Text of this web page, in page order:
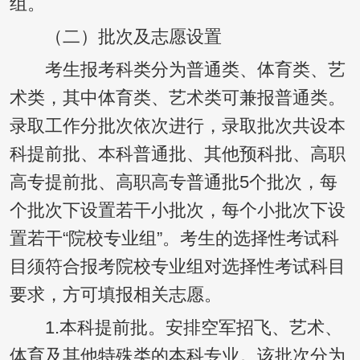
（二）批次及志愿设置
考生报考科类分为普通类、体育类、艺
术类，其中体育类、艺术类可兼报普通类。
录取工作分批次依次进行，录取批次共设本
科提前批、本科普通批、其他预科批、高职
高专提前批、高职高专普通批5个批次，每
个批次下设置若干小批次，每个小批次下设
置若干“院校专业组”。考生的选择性考试科
目须符合报考院校专业组对选择性考试科目
要求，方可填报相关志愿。
1.本科提前批。安排空军招飞、艺术、
体育及其他特殊类的本科专业。该批次分为